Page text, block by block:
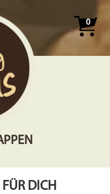
0
FÜR DICH